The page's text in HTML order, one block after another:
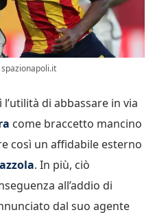
di abbassare in via
come braccetto mancino
così un affidabile esterno
. In più, ciò
all’addio di
dal suo agente